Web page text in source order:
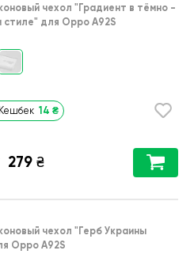
чехол "Градиент в тёмно -
стиле" для Oppo A92S
Кешбек 14 ₴
279 ₴
чехол "Герб Украины
Oppo A92S